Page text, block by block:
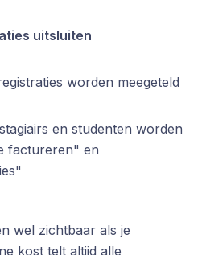
uitsluiten
worden meegeteld
en studenten worden
factureren" en
wel zichtbaar als je
kost telt altijd alle